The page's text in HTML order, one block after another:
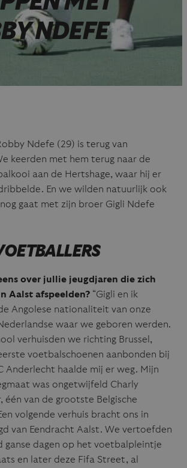
NDEFE
Ndefe (29) is terug van
keerden met hem terug naar de
aan de Hertshage, waar hij er
En we wilden natuurlijk ook
gaat met zijn broer Gigli Ndefe
over jullie jeugdjaren die zich
Aalst afspeelden? “Gigli en ik
Angolese nationaliteit van onze
waar we geboren werden.
verhuisden we richting Brussel,
voetbalschoenen aanbonden bij
Anderlecht haalde mij er weg. Mijn
was ongetwijfeld Charly
één van de grootste Belgische
volgende verhuis bracht ons in
van Eendracht Aalst. We vertoefden
ganse dagen op het voetbalpleintje
en later deze Fifa Street, al